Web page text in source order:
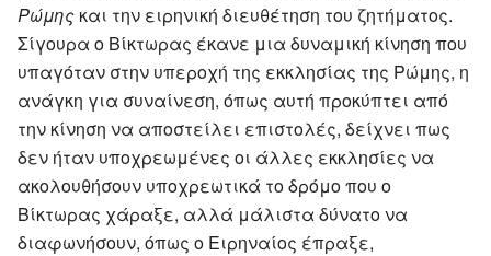
Ρώμης και την ειρηνική διευθέτηση του ζητήματος.
Σίγουρα ο Βίκτωρας έκανε μια δυναμική κίνηση που
υπαγόταν στην υπεροχή της εκκλησίας της Ρώμης, η
ανάγκη για συναίνεση, όπως αυτή προκύπτει από
την κίνηση να αποστείλει επιστολές, δείχνει πως
δεν ήταν υποχρεωμένες οι άλλες εκκλησίες να
ακολουθήσουν υποχρεωτικά το δρόμο που ο
Βίκτωρας χάραξε, αλλά μάλιστα δύνατο να
διαφωνήσουν, όπως ο Ειρηναίος έπραξε,